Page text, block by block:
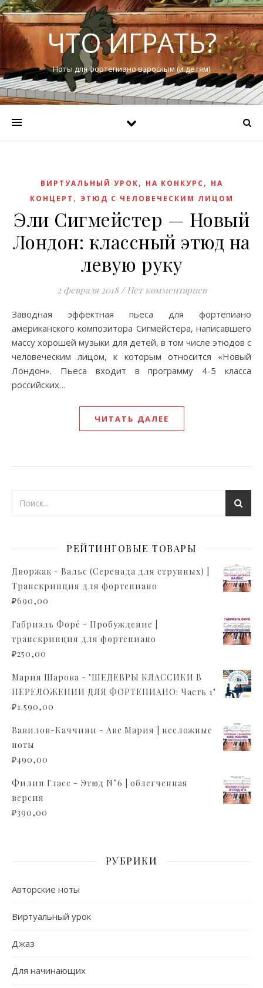
ЧТО ИГРАТЬ?
Ноты для фортепиано взрослым (и детям)
ВИРТУАЛЬНЫЙ УРОК, НА КОНКУРС , НА
КОНЦЕРТ , ЭТЮД С ЧЕЛОВЕЧЕСКИМ ЛИЦОМ
Эли Сигмейстер — Новый
Лондон: классный этюд на
левую руку
2 февраля 2018 / Нет комментариев
Заводная эффектная пьеса для фортепиано
американского композитора Сигмейстера, написавшего
массу хорошей музыки для детей, в том числе этюдов с
человеческим лицом, к которым относится «Новый
Лондон». Пьеса входит в программу 4-5 класса
российских…
ЧИТАТЬ ДАЛЕЕ
РЕЙТИНГОВЫЕ ТОВАРЫ
Дворжак - Вальс (Серенада для струнных) |
Транскрипция для фортепиано
₽690,00
Габриэль Форé - Пробуждение |
транскрипция для фортепиано
₽250,00
Мария Шарова - "ШЕДЕВРЫ КЛАССИКИ В
ПЕРЕЛОЖЕНИИ ДЛЯ ФОРТЕПИАНО: Часть 1"
₽1.590,00
Вавилов-Каччини - Аве Мария | несложные
ноты
₽490,00
Филип Гласс - Этюд N°6 | облегченная
версия
₽390,00
РУБРИКИ
Авторские ноты
Виртуальный урок
Джаз
Для начинающих